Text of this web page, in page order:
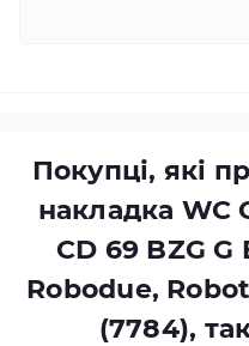
Покупці, які
накладка WC
CD 69 BZG
Robodue,
(7784),